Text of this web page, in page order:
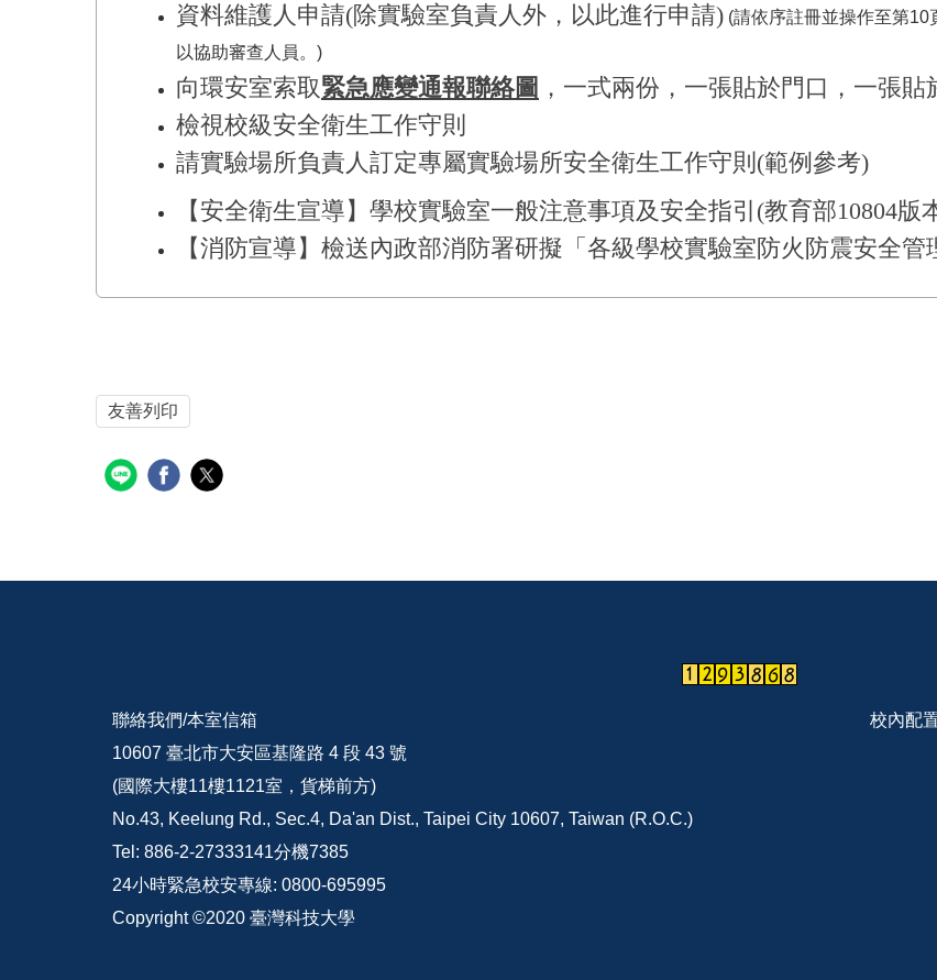
資料維護人申請(除實驗室負責人外，以此進行申請) (請依序註冊並操作至第
以協助審查人員。)
向環安室索取緊急應變通報聯絡圖 ，一式兩份，一張貼於門口，一張貼
檢視校級安全衛生工作守則
請實驗場所負責人訂定專屬實驗場所安全衛生工作守則(範例參考)
【安全衛生宣導】學校實驗室一般注意事項及安全指引 (教育部10804版
【消防宣導】檢送內政部消防署研擬「各級學校實驗室防火防震安全管
友善列印
聯絡我們/本室信箱
10607 臺北市大安區基隆路 4 段 43 號
(國際大樓11樓1121室，貨梯前方)
No.43, Keelung Rd., Sec.4, Da'an Dist., Taipei City 10607, Taiwan (R.O.C.)
Tel: 886-2-27333141分機7385
24小時緊急校安專線: 0800-695995
Copyright ©2020 臺灣科技大學
校內配